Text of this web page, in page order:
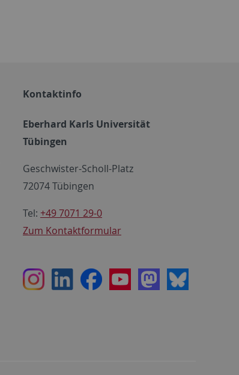
Kontaktinfo
Eberhard Karls Universität
Tübingen
Geschwister-Scholl-Platz
72074 Tübingen
Tel: +49 7071 29-0
Zum Kontaktformular
InstagramLinkedInFacebookYoutubeMastodon
Bluesky